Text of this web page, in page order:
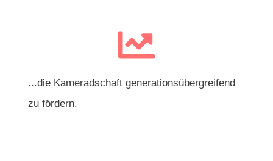
...die Kameradschaft generationsübergreifend
zu fördern.